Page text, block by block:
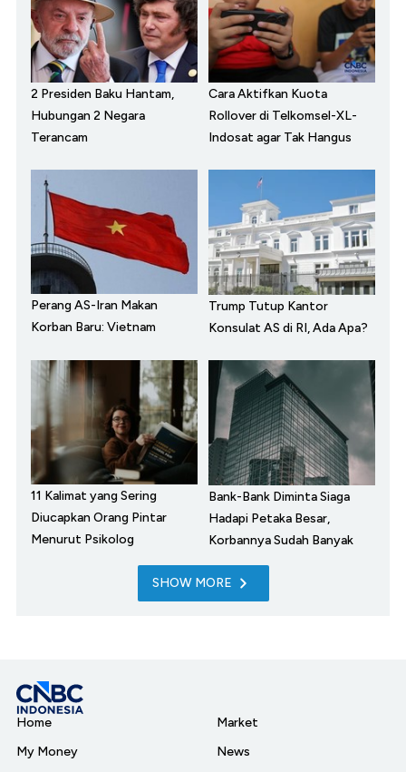
2 Presiden Baku Hantam,
Hubungan 2 Negara
Terancam
Cara Aktifkan Kuota
Rollover di Telkomsel-XL-
Indosat agar Tak Hangus
Perang AS-Iran Makan
Korban Baru: Vietnam
Trump Tutup Kantor
Konsulat AS di RI, Ada Apa?
11 Kalimat yang Sering
Diucapkan Orang Pintar
Menurut Psikolog
Bank-Bank Diminta Siaga
Hadapi Petaka Besar,
Korbannya Sudah Banyak
SHOW MORE
Home
My Money
Market
News